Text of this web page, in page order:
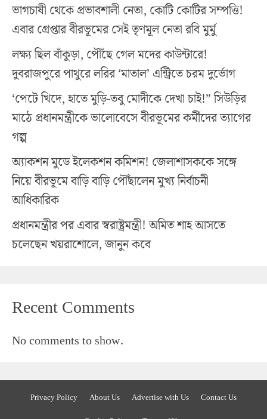
ভাগচাষী থেকে প্রভাবশালী নেতা, কোটি কোটির সম্পত্তি!
এবার গ্রেপ্তার বীরভূমের সেই তৃণমূল নেতা রবি মুর্মু
লক্ষ্য ছিল বাঁকুড়া, পৌঁছে গেল মদের কাউন্টারে!
দুবরাজপুরে পাথুরে লরির ‘মাতাল’ এন্ট্রিতে চরম দুর্ভোগ
‘পেটে খিদে, হাতে মুড়ি-তবু মোদীকে দেখা চাই!” সিউড়ির
মাঠে প্রধানমন্ত্রীকে ভালোবেসে বীরভূমের কর্মীদের ত্যাগের
গল্প
অ্যাকশন মুডে ইলেকশন কমিশন! জেলাশাসককে সঙ্গে
নিয়ে বীরভূমে বাড়ি বাড়ি পৌঁছালেন মুখ্য নির্বাচনী
আধিকারিক
প্রধানমন্ত্রীর পর এবার স্বরাষ্ট্রমন্ত্রী! অমিত শাহ আসতে
চলেছেন খয়রাশোলে, জানুন কবে
Recent Comments
No comments to show.
Privacy Policy About Us Advertise with Us
Contact Us